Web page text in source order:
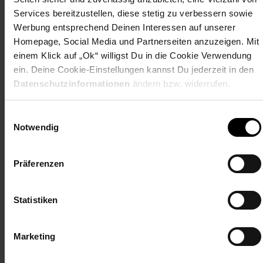
Services bereitzustellen, diese stetig zu verbessern sowie
Werbung entsprechend Deinen Interessen auf unserer
Homepage, Social Media und Partnerseiten anzuzeigen. Mit
einem Klick auf „Ok“ willigst Du in die Cookie Verwendung
ein. Deine Cookie-Einstellungen kannst Du jederzeit in den
Datenschutzinformationen ändern bzw. widerrufen.
Notwendig
Präferenzen
Statistiken
Marketing
400 l Box
- max. Dachträgerprofil: 80 x 30 mm
- Abstand Dachträger min/max: 49,5/85,5 cm (Mittelmaß)
________________________________________________
Lieferumfang
Artikelnummer: 2638495000
Bewertungen